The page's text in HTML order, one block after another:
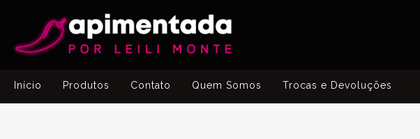
Início Produtos Contato Quem Somos Trocas e Devoluções